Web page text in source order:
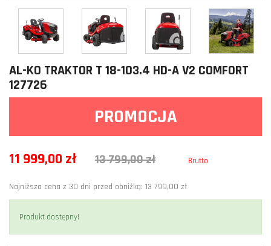
AL-KO TRAKTOR T 18-103.4 HD-A V2 COMFORT
127726
PROMOCJA
11 999,00 zł 13 799,00 zł Brutto
Najniższa cena z 30 dni przed obniżką: 13 799,00 zł
Produkt dostępny!